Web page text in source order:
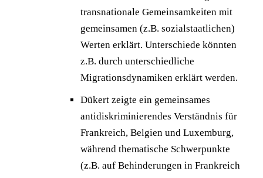
transnationale Gemeinsamkeiten mit
gemeinsamen (z.B. sozialstaatlichen)
Werten erklärt. Unterschiede könnten
z.B. durch unterschiedliche
Migrationsdynamiken erklärt werden.
Dükert zeigte ein gemeinsames
antidiskriminierendes Verständnis für
Frankreich, Belgien und Luxemburg,
während thematische Schwerpunkte
(z.B. auf Behinderungen in Frankreich